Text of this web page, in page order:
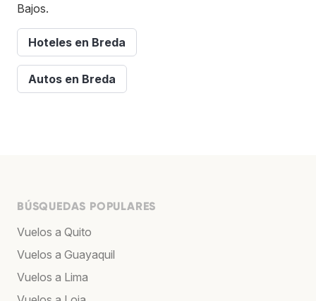
Bajos.
Hoteles en Breda
Autos en Breda
BÚSQUEDAS POPULARES
Vuelos a Quito
Vuelos a Guayaquil
Vuelos a Lima